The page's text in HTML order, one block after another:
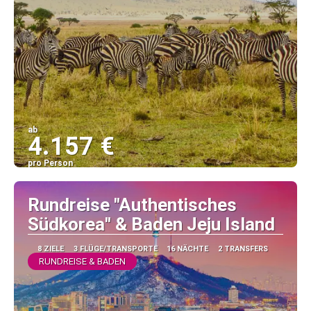
ab
4.157 €
pro Person
Sehen
Rundreise "Authentisches
Südkorea" & Baden Jeju Island
8 ZIELE 3 FLÜGE/TRANSPORTE 16 NÄCHTE 2 TRANSFERS
RUNDREISE & BADEN